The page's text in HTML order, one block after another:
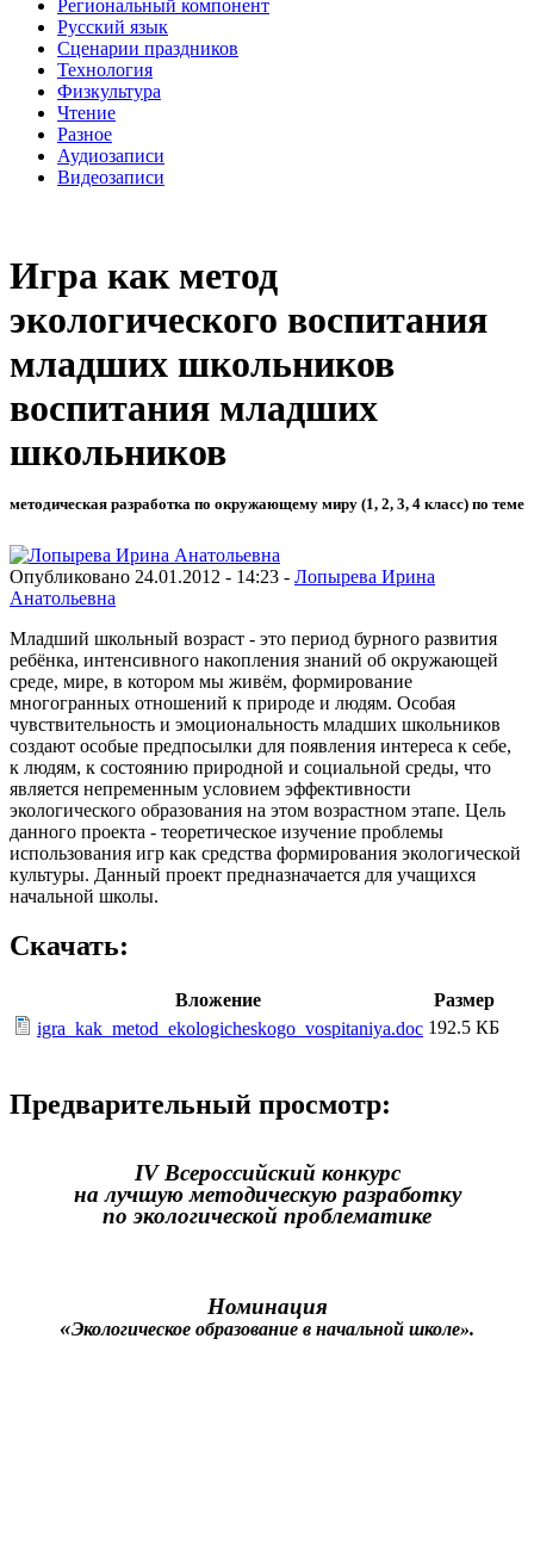
Региональный компонент
Русский язык
Сценарии праздников
Технология
Физкультура
Чтение
Разное
Аудиозаписи
Видеозаписи
Игра как метод
экологического воспитания
младших школьников
воспитания младших
школьников
методическая разработка по окружающему миру (1, 2, 3, 4 класс) по теме
Опубликовано 24.01.2012 - 14:23 - Лопырева Ирина
Анатольевна
Младший школьный возраст - это период бурного развития
ребёнка, интенсивного накопления знаний об окружающей
среде, мире, в котором мы живём, формирование
многогранных отношений к природе и людям. Особая
чувствительность и эмоциональность младших школьников
создают особые предпосылки для появления интереса к себе,
к людям, к состоянию природной и социальной среды, что
является непременным условием эффективности
экологического образования на этом возрастном этапе. Цель
данного проекта - теоретическое изучение проблемы
использования игр как средства формирования экологической
культуры. Данный проект предназначается для учащихся
начальной школы.
Скачать:
Вложение
Размер
igra_kak_metod_ekologicheskogo_vospitaniya.doc 192.5 КБ
Предварительный просмотр:
IV Всероссийский конкурс
на лучшую методическую разработку
по экологической проблематике
Номинация
«Экологическое образование в начальной школе».